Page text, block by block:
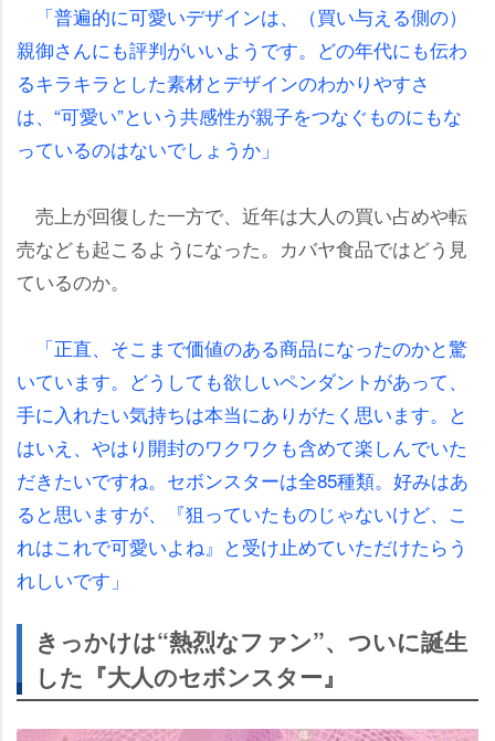
「普遍的に可愛いデザインは、（買い与える側の）
親御さんにも評判がいいようです。どの年代にも伝わ
るキラキラとした素材とデザインのわかりやすさ
は、“可愛い”という共感性が親子をつなぐものにもな
っているのはないでしょうか」
売上が回復した一方で、近年は大人の買い占めや転
売なども起こるようになった。カバヤ食品ではどう見
ているのか。
「正直、そこまで価値のある商品になったのかと驚
いています。どうしても欲しいペンダントがあって、
手に入れたい気持ちは本当にありがたく思います。と
はいえ、やはり開封のワクワクも含めて楽しんでいた
だきたいですね。セボンスターは全85種類。好みはあ
ると思いますが、『狙っていたものじゃないけど、こ
れはこれで可愛いよね』と受け止めていただけたらう
れしいです」
きっかけは“熱烈なファン”、ついに誕生
した『大人のセボンスター』